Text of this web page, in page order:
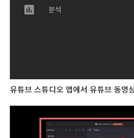
유튜브 스튜디오 앱에서 유튜브 동영